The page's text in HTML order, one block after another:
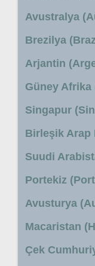
Avustralya
Brezilya
Arjantin
Güney Afrika
Singapur
Birleşik Arap
Suudi
Portekiz
Avusturya
Macaristan
Çek